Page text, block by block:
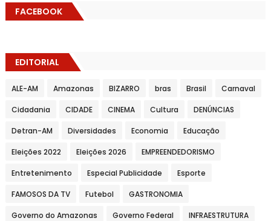
FACEBOOK
EDITORIAL
ALE-AM Amazonas BIZARRO bras Brasil Carnaval
Cidadania CIDADE CINEMA Cultura DENÚNCIAS
Detran-AM Diversidades Economia Educação
Eleições 2022 Eleições 2026 EMPREENDEDORISMO
Entretenimento Especial Publicidade Esporte
FAMOSOS DA TV Futebol GASTRONOMIA
Governo do Amazonas Governo Federal INFRAESTRUTURA